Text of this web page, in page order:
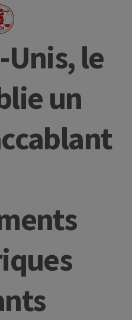
Unis, le
un